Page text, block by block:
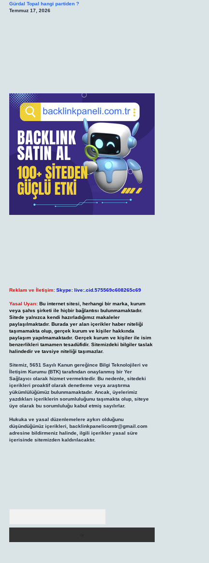
Gürdal Topal hangi partiden ?
Temmuz 17, 2026
Reklam ve İletişim: Skype: live:.cid.575569c608265c69
Yasal Uyarı: Bu internet sitesi, herhangi bir marka, kurum
veya şahıs şirketi ile hiçbir bağlantısı bulunmamaktadır.
Sitede yalnızca kendi hazırladığımız makaleler
paylaşılmaktadır. Burada yer alan içerikler haber niteliği
taşımamakta olup, gerçek kurum ve kişiler hakkında
paylaşım yapılmamaktadır. Gerçek kurum ve kişiler ile isim
benzerlikleri tamamen tesadüfidir. Sitemizdeki bilgiler taslak
halindedir ve tavsiye niteliği taşımazlar.
Sitemiz, 5651 Sayılı Kanun gereğince Bilgi Teknolojileri ve
İletişim Kurumu (BTK) tarafından onaylanmış bir Yer
Sağlayıcı olarak hizmet vermektedir. Bu nedenle, sitedeki
içerikleri proaktif olarak denetleme veya araştırma
yükümlülüğümüz bulunmamaktadır. Ancak, üyelerimiz
yazdıkları içeriklerin sorumluluğunu taşımakta olup, siteye
üye olarak bu sorumluluğu kabul etmiş sayılırlar.
Hukuka ve yasal düzenlemelere aykırı olduğunu
düşündüğünüz içerikleri, backlinkpanelicomtr@gmail.com
adresine bildirmeniz halinde, ilgili içerikler yasal süre
içerisinde sitemizden kaldırılacaktır.